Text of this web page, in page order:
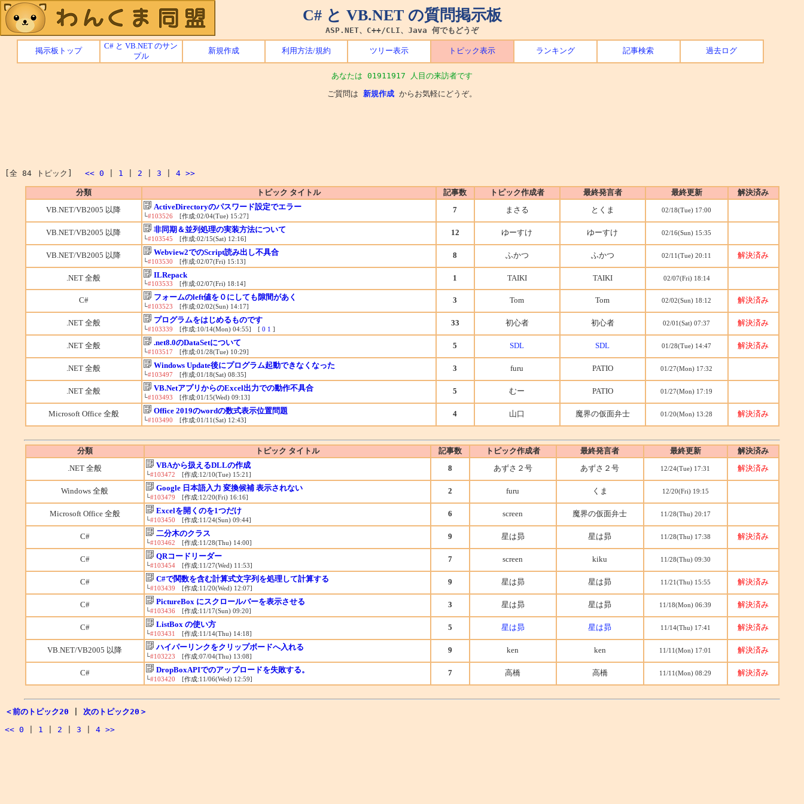
C# と VB.NET の質問掲示板
ASP.NET、C++/CLI、Java 何でもどうぞ
掲示板トップ
C# と VB.NET のサン
プル
新規作成 利用方法/規約 ツリー表示 トピック表示 ランキング 記事検索 過去ログ
あなたは 01911917 人目の来訪者です
ご質問は 新規作成 からお気軽にどうぞ。
[全 84 トピック] << 0 1 2 3 4 >>
分類 トピック タイトル 記事数 トピック作成者 最終発言者 最終更新 解決済み
VB.NET/VB2005 以降 ActiveDirectoryのパスワード設定でエラー
└#103526[作成:02/04(Tue) 15:27]
7 まさる とくま 02/18(Tue) 17:00
VB.NET/VB2005 以降 非同期＆並列処理の実装方法について
└#103545 [作成:02/15(Sat) 12:16]
12 ゆーすけ ゆーすけ 02/16(Sun) 15:35
VB.NET/VB2005 以降 Webview2でのScript読み出し不具合
└#103530 [作成:02/07(Fri) 15:13]
8 ふかつ ふかつ 02/11(Tue) 20:11 解決済み
.NET 全般 ILRepack
└#103533 [作成:02/07(Fri) 18:14]
1 TAIKI TAIKI 02/07(Fri) 18:14
C# フォームのleft値を０にしても隙間があく
└#103523 [作成:02/02(Sun) 14:17]
3 Tom Tom 02/02(Sun) 18:12 解決済み
.NET 全般 プログラムをはじめるものです
└#103339 [作成:10/14(Mon) 04:55] [ 0 1
33 初心者 初心者 02/01(Sat) 07:37 解決済み
.NET 全般 .net8.0のDataSetについて
└#103517 [作成:01/28(Tue) 10:29]
5 SDL SDL 01/28(Tue) 14:47 解決済み
.NET 全般 Windows Update後にプログラム起動できなくなった
└#103497 [作成:01/18(Sat) 08:35]
3 furu PATIO 01/27(Mon) 17:32
.NET 全般 VB.NetアプリからのExcel出力での動作不具合
└#103493 [作成:01/15(Wed) 09:13]
5 むー PATIO 01/27(Mon) 17:19
Microsoft Office 全般 Office 2019のwordの数式表示位置問題
└#103490 [作成:01/11(Sat) 12:43]
4 山口 魔界の仮面弁士 01/20(Mon) 13:28 解決済み
分類 トピック タイトル 記事数 トピック作成者 最終発言者 最終更新 解決済み
.NET 全般 VBAから扱えるDLLの作成
└#103472 [作成:12/10(Tue) 15:21]
8 あずさ２号 あずさ２号 12/24(Tue) 17:31 解決済み
Windows 全般 Google 日本語入力 変換候補 表示されない
└#103479 [作成:12/20(Fri) 16:16]
2 furu くま 12/20(Fri) 19:15
Microsoft Office 全般 Excelを開くのを1つだけ
└#103450 [作成:11/24(Sun) 09:44]
6 screen 魔界の仮面弁士 11/28(Thu) 20:17
C# 二分木のクラス
└#103462 [作成:11/28(Thu) 14:00]
9 星は昴 星は昴 11/28(Thu) 17:38 解決済み
C# QRコードリーダー
└#103454[作成:11/27(Wed) 11:53]
7 screen kiku 11/28(Thu) 09:30
C# C#で関数を含む計算式文字列を処理して計算する
└#103439 [作成:11/20(Wed) 12:07]
9 星は昴 星は昴 11/21(Thu) 15:55 解決済み
C# PictureBox にスクロールバーを表示させる
└#103436[作成:11/17(Sun) 09:20]
3 星は昴 星は昴 11/18(Mon) 06:39 解決済み
C# ListBox の使い方
└#103431 [作成:11/14(Thu) 14:18]
5 星は昴 星は昴 11/14(Thu) 17:41 解決済み
VB.NET/VB2005 以降 ハイパーリンクをクリップボードへ入れる
└#103223 [作成:07/04(Thu) 13:08]
9 ken ken 11/11(Mon) 17:01 解決済み
C# DropBoxAPIでのアップロードを失敗する。
└#103420 [作成:11/06(Wed) 12:59]
7 高橋 高橋 11/11(Mon) 08:29 解決済み
＜前のトピック20
次のトピック20＞
<< 0 1 2 3 4 >>